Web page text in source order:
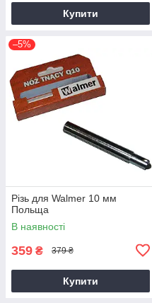
Купити
–5%
Різь для Walmer 10 мм
Польща
В наявності
359 ₴ 379 ₴
Купити